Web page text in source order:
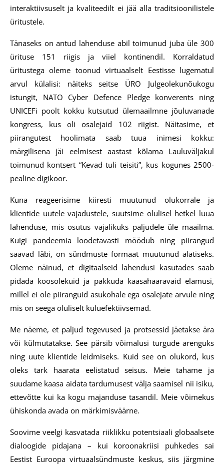
interaktiivsuselt ja kvaliteedilt ei jää alla traditsioonilistele
üritustele.
Tänaseks on antud lahenduse abil toimunud juba üle 300
ürituse 151 riigis ja viiel kontinendil. Korraldatud
üritustega oleme toonud virtuaalselt Eestisse lugematul
arvul külalisi: näiteks seitse ÜRO Julgeolekunõukogu
istungit, NATO Cyber Defence Pledge konverents ning
UNICEFi poolt kokku kutsutud ülemaailmne jõuluvanade
kongress, kus oli osalejaid 102 riigist. Näitasime, et
piirangutest hoolimata saab tuua inimesi kokku:
märgilisena jäi eelmisest aastast kõlama Lauluväljakul
toimunud kontsert “Kevad tuli teisiti”, kus kogunes 2500-
pealine digikoor.
Kuna reageerisime kiiresti muutunud olukorrale ja
klientide uutele vajadustele, suutsime olulisel hetkel luua
lahenduse, mis osutus vajalikuks paljudele üle maailma.
Kuigi pandeemia loodetavasti möödub ning piirangud
saavad läbi, on sündmuste formaat muutunud alatiseks.
Oleme näinud, et digitaalseid lahendusi kasutades saab
pidada koosolekuid ja pakkuda kaasahaaravaid elamusi,
millel ei ole piiranguid asukohale ega osalejate arvule ning
mis on seega oluliselt kuluefektiivsemad.
Me näeme, et paljud tegevused ja protsessid jäetakse ära
või külmutatakse. See pärsib võimalusi turgude arenguks
ning uute klientide leidmiseks. Kuid see on olukord, kus
oleks tark haarata eelistatud seisus. Meie tahame ja
suudame kaasa aidata tardumusest välja saamisel nii isiku,
ettevõtte kui ka kogu majanduse tasandil. Meie võimekus
ühiskonda avada on märkimisväärne.
Soovime veelgi kasvatada riiklikku potentsiaali globaalsete
dialoogide pidajana – kui koroonakriisi puhkedes sai
Eestist Euroopa virtuaalsündmuste keskus, siis järgmine